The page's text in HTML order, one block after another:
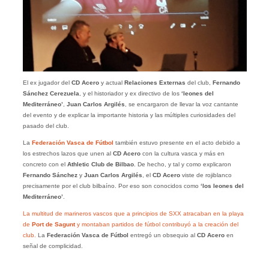
El ex jugador del CD Aceroy actual Relaciones Externas del club, Fernando
Sánchez Cerezuela , y el historiador y ex directivo de los ‘leones del
Mediterráneo’
Juan Carlos Argilés , se encargaron de llevar la voz cantante
del evento y de explicar la importante historia y las múltiples curiosidades del
pasado del club.
La Federación Vasca de Fútbol también estuvo presente en el acto debido a
los estrechos lazos que unen al CD Acerocon la cultura vasca y más en
concreto con el Athletic Club de Bilbao. De hecho, y tal y como explicaron
Fernando Sánchezy Juan Carlos Argilés , el CD Aceroviste de rojiblanco
precisamente por el club bilbaíno. Por eso son conocidos como ‘los leones del
Mediterráneo’
La multitud de marineros vascos que a principios de SXX atracaban en la playa
de Port de Sagunty montaban partidos de fútbol contribuyó a la creación del
club. La Federación Vasca de Fútbol entregó un obsequio alCD Aceroen
señal de complicidad.